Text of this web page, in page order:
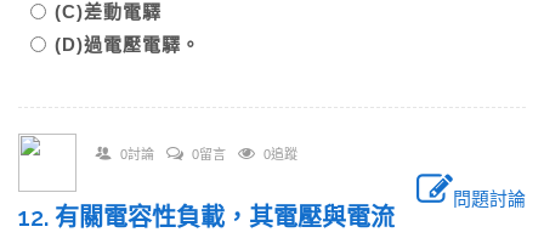
(C)差動電驛
(D)過電壓電驛。
0討論 0留言 0追蹤
問題討論
12. 有關電容性負載，其電壓與電流